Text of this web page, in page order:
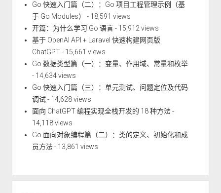
Go 快速入门篇（二）：Go 项目工程管理示例（基
于 Go Modules）
- 18,591 views
开篇：为什么学习 Go 语言- 15,912 views
基于 OpenAI API + Laravel 快速构建网页版
ChatGPT- 15,661 views
Go 数据类型篇（一）：变量、作用域、常量和枚举
- 14,634 views
Go 快速入门篇（三）：单元测试、问题定位及代码
调试- 14,628 views
面向 ChatGPT 编程实现全栈开发的 18 种方法-
14,118 views
Go 面向对象编程篇（二）：类的定义、初始化和成
员方法- 13,861 views